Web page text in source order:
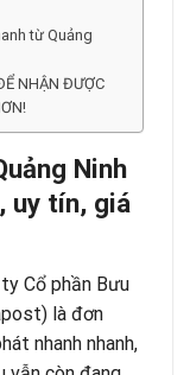
từ Quảng
NHẬN ĐƯỢC
Ninh
uy tín, giá
Cổ phần Bưu
là đơn
nhanh nhanh,